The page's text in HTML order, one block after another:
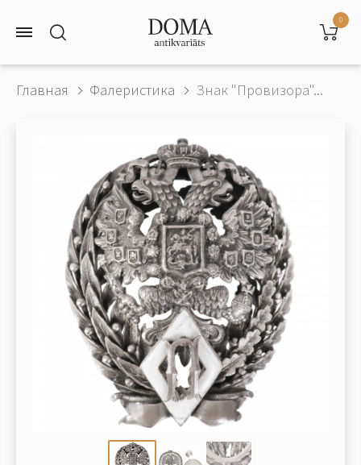
0
Главная Фалеристика Знак "Провизора"...